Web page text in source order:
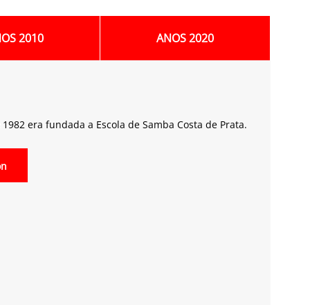
2010 ANOS 2020
era fundada a Escola de Samba Costa de Prata.